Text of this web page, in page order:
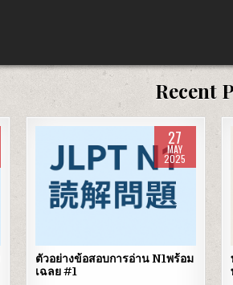
Recent
27
MAY
2025
Posted
in
ตัวอย่างข้อสอบการอ่าน N1พร้อม
เฉลย #1